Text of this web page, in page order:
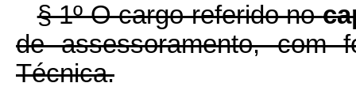
§ 1º O cargo referido no
de assessoramento, com
Técnica.